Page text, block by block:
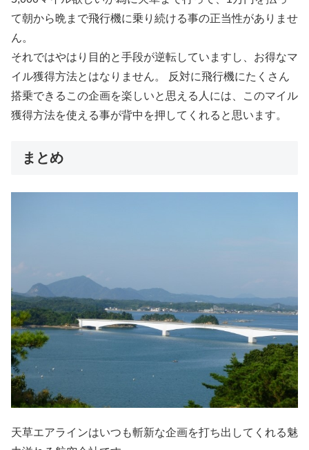
て朝から晩まで飛行機に乗り続ける事の正当性がありませ
ん。
それではやはり目的と手段が逆転していますし、お得なマ
イル獲得方法とはなりません。 反対に飛行機にたくさん
搭乗できるこの企画を楽しいと思える人には、このマイル
獲得方法を使える事が背中を押してくれると思います。
まとめ
天草エアラインはいつも斬新な企画を打ち出してくれる魅